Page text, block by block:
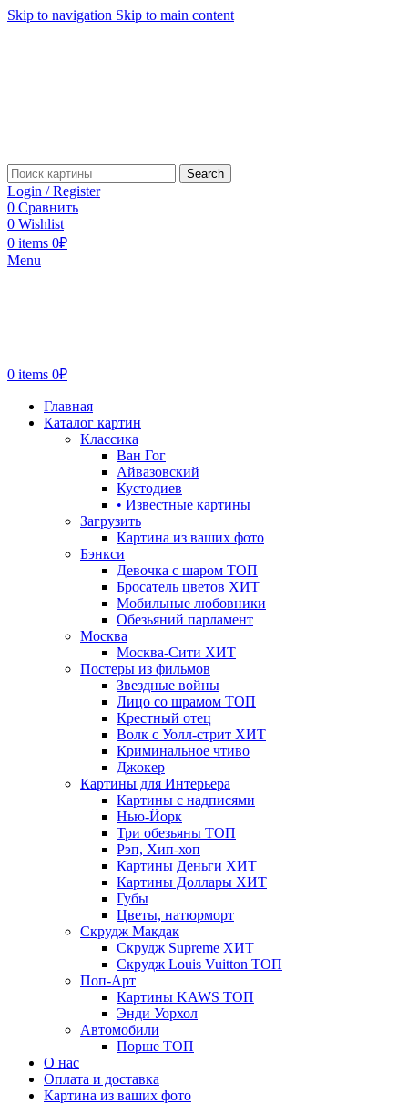
Skip to navigation Skip to main content
Search
Login / Register
0 Сравнить
0 Wishlist
0 items 0₽
Menu
0 items 0₽
Главная
Каталог картин
Классика
Ван Гог
Айвазовский
Кустодиев
• Известные картины
Загрузить
Картина из ваших фото
Бэнкси
Девочка с шаром ТОП
Бросатель цветов ХИТ
Мобильные любовники
Обезьяний парламент
Москва
Москва-Сити ХИТ
Постеры из фильмов
Звездные войны
Лицо со шрамом ТОП
Крестный отец
Волк с Уолл-стрит ХИТ
Криминальное чтиво
Джокер
Картины для Интерьера
Картины с надписями
Нью-Йорк
Три обезьяны ТОП
Рэп, Хип-хоп
Картины Деньги ХИТ
Картины Доллары ХИТ
Губы
Цветы, натюрморт
Скрудж Макдак
Скрудж Supreme ХИТ
Скрудж Louis Vuitton ТОП
Поп-Арт
Картины KAWS ТОП
Энди Уорхол
Автомобили
Порше ТОП
О нас
Оплата и доставка
Картина из ваших фото